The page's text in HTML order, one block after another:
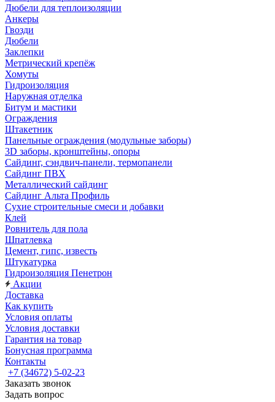
Дюбели для теплоизоляции
Анкеры
Гвозди
Дюбели
Заклепки
Метрический крепёж
Хомуты
Гидроизоляция
Наружная отделка
Битум и мастики
Ограждения
Штакетник
Панельные ограждения (модульные заборы)
3D заборы, кронштейны, опоры
Cайдинг, сэндвич-панели, термопанели
Сайдинг ПВХ
Металлический сайдинг
Сайдинг Альта Профиль
Сухие строительные смеси и добавки
Клей
Ровнитель для пола
Шпатлевка
Цемент, гипс, известь
Штукатурка
Гидроизоляция Пенетрон
Акции
Доставка
Как купить
Условия оплаты
Условия доставки
Гарантия на товар
Бонусная программа
Контакты
+7 (34672) 5-02-23
Заказать звонок
Задать вопрос